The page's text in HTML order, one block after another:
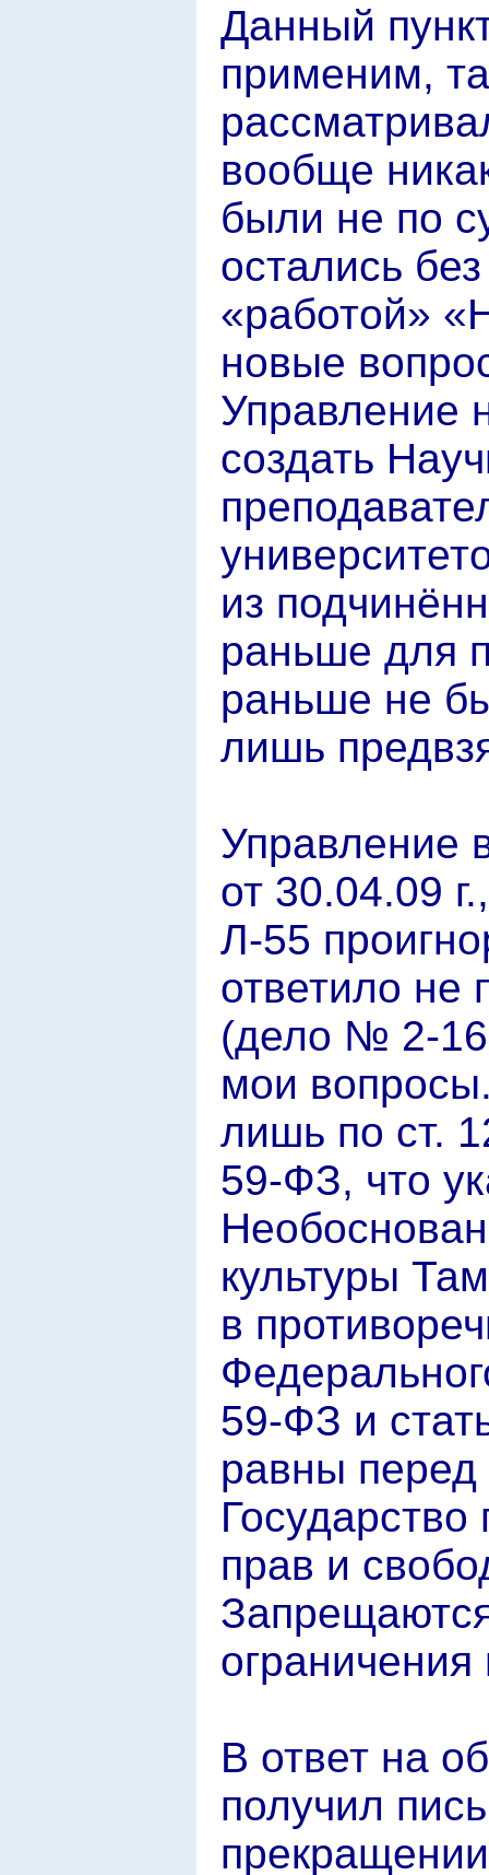
Данный
применим,
вообще
были не по
остались
«работой»
новые
Управление
создать
из
раньше для
раньше не
лишь
Управление
от 30.04.09
Л-55
ответило не
(дело № 2-
мои
лишь по ст.
59-ФЗ, что
культуры
в
59-ФЗ и
равны перед
Государство
прав и
В ответ на
получил